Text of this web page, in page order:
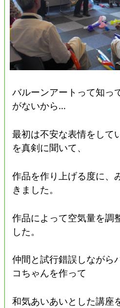
バルーンアートって知っ
がないから…
最初は不安な表情をして
を真剣に聞いて、
作品を作り上げる度に、
きました。
作品によって空気量を調
した。
仲間と試行錯誤しながら
コちゃんを作って
和気あいあいとした講座